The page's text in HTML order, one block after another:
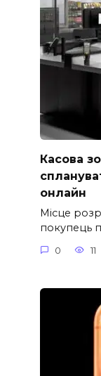
Касова
онлайн
Місце
покупець
0 11